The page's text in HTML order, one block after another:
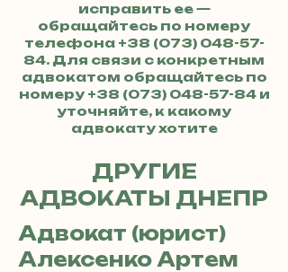
исправить ее —
обращайтесь по номеру
телефона +38 (073) 048-57-
84. Для связи с конкретным
адвокатом обращайтесь по
номеру +38 (073) 048-57-84и
уточняйте, к какому
адвокату хотите
ДРУГИЕ
АДВОКАТЫ ДНЕПР
Адвокат (юрист)
Алексенко Артем